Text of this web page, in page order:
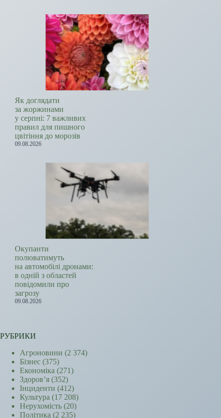
Як доглядати
за жоржинами
у серпні: 7 важливих
правил для пишного
цвітіння до морозів
09.08.2026
Окупанти
полюватимуть
на автомобілі дронами:
в одній з областей
повідомили про
загрозу
09.08.2026
РУБРИКИ
Агроновини (2 374)
Бізнес (375)
Економіка (271)
Здоров’я (352)
Інциденти (412)
Культура (17 208)
Нерухомість (20)
Політика (2 235)